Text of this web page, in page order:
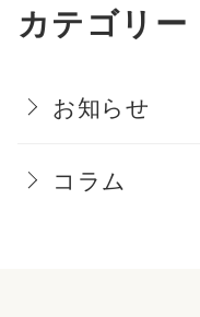
カテゴリー
お知らせ
コラム